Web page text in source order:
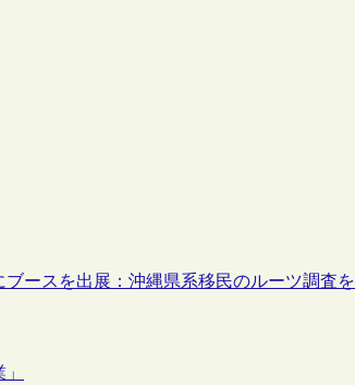
ースを出展：沖縄県系移民のルーツ調査を